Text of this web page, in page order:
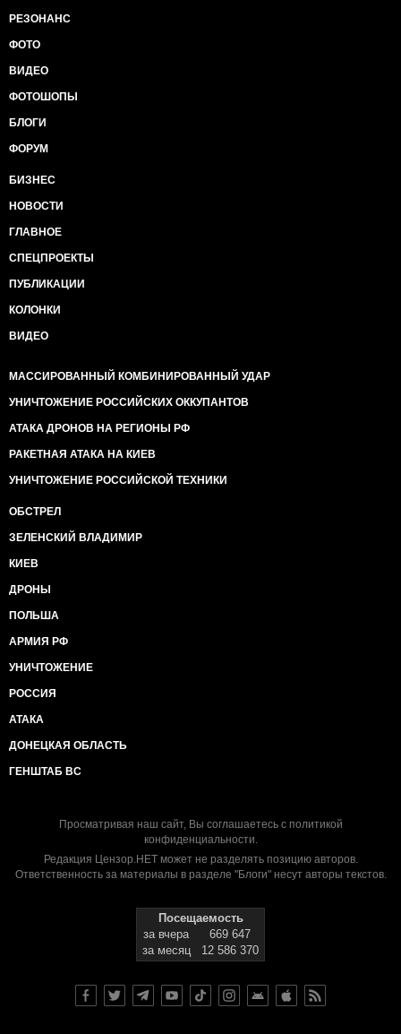
РЕЗОНАНС
ФОТО
ВИДЕО
ФОТОШОПЫ
БЛОГИ
ФОРУМ
БИЗНЕС
НОВОСТИ
ГЛАВНОЕ
СПЕЦПРОЕКТЫ
ПУБЛИКАЦИИ
КОЛОНКИ
ВИДЕО
МАССИРОВАННЫЙ КОМБИНИРОВАННЫЙ УДАР
УНИЧТОЖЕНИЕ РОССИЙСКИХ ОККУПАНТОВ
АТАКА ДРОНОВ НА РЕГИОНЫ РФ
РАКЕТНАЯ АТАКА НА КИЕВ
УНИЧТОЖЕНИЕ РОССИЙСКОЙ ТЕХНИКИ
ОБСТРЕЛ
ЗЕЛЕНСКИЙ ВЛАДИМИР
КИЕВ
ДРОНЫ
ПОЛЬША
АРМИЯ РФ
УНИЧТОЖЕНИЕ
РОССИЯ
АТАКА
ДОНЕЦКАЯ ОБЛАСТЬ
ГЕНШТАБ ВС
Просматривая наш сайт, Вы соглашаетесь с политикой
конфиденциальности.
Редакция Цензор.НЕТ может не разделять позицию авторов.
Ответственность за материалы в разделе "Блоги" несут авторы текстов.
Посещаемость
за вчера
669 647
за месяц
12 586 370